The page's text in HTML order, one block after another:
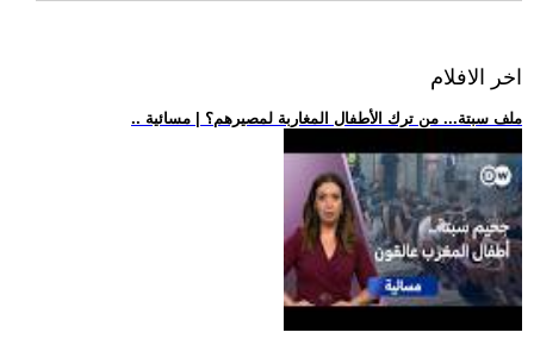
اخر الافلام
.. ملف سبتة... من ترك الأطفال المغاربة لمصيرهم؟ | مسائية